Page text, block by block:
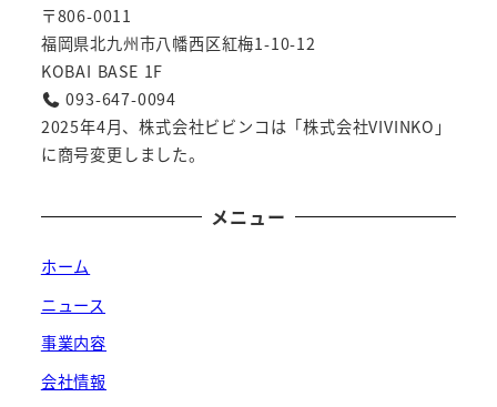
〒806-0011
福岡県北九州市八幡西区紅梅1-10-12
KOBAI BASE 1F
093-647-0094
2025年4月、株式会社ビビンコは「株式会社VIVINKO」
に商号変更しました。
メニュー
ホーム
ニュース
事業内容
会社情報